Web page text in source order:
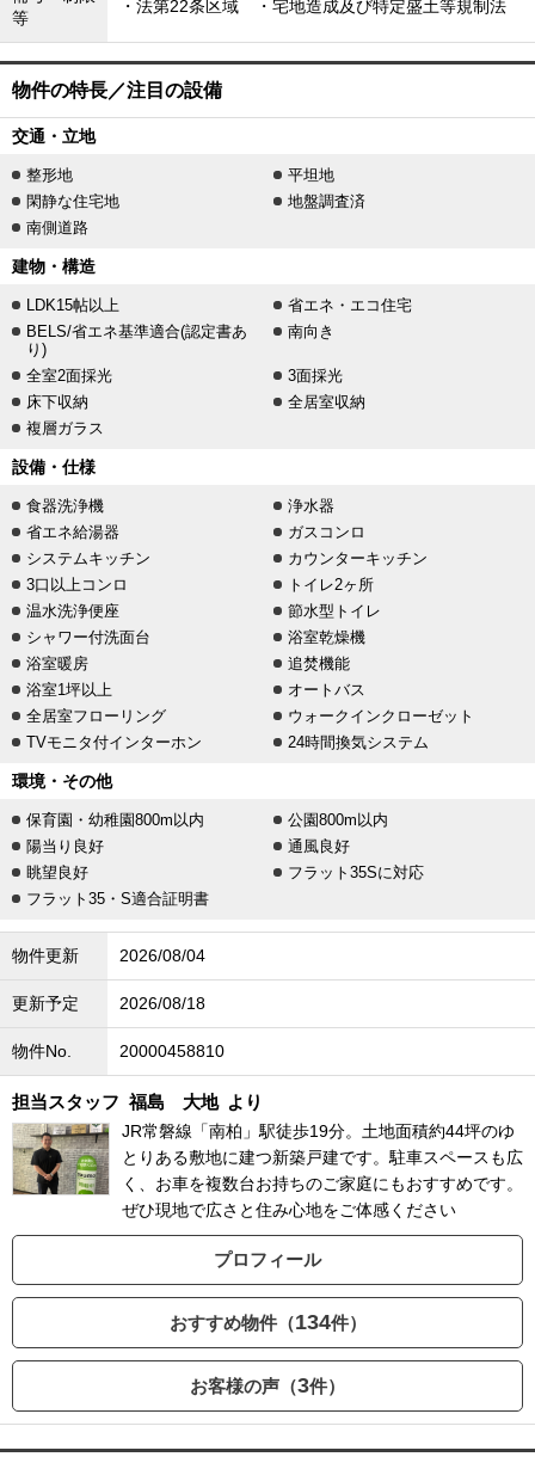
等
・法第22条区域 ・宅地造成及び特定盛土等規制法
物件の特長／注目の設備
交通・立地
整形地
平坦地
閑静な住宅地
地盤調査済
南側道路
建物・構造
LDK15帖以上
省エネ・エコ住宅
BELS/省エネ基準適合(認定書あ
り)
南向き
全室2面採光
3面採光
床下収納
全居室収納
複層ガラス
設備・仕様
食器洗浄機
浄水器
省エネ給湯器
ガスコンロ
システムキッチン
カウンターキッチン
3口以上コンロ
トイレ2ヶ所
温水洗浄便座
節水型トイレ
シャワー付洗面台
浴室乾燥機
浴室暖房
追焚機能
浴室1坪以上
オートバス
全居室フローリング
ウォークインクローゼット
TVモニタ付インターホン
24時間換気システム
環境・その他
保育園・幼稚園800m以内
公園800m以内
陽当り良好
通風良好
眺望良好
フラット35Sに対応
フラット35・S適合証明書
物件更新 2026/08/04
更新予定 2026/08/18
物件No. 20000458810
担当スタッフ 福島 大地 より
JR常磐線「南柏」駅徒歩19分。土地面積約44坪のゆ
とりある敷地に建つ新築戸建です。駐車スペースも広
く、お車を複数台お持ちのご家庭にもおすすめです。
ぜひ現地で広さと住み心地をご体感ください
プロフィール
おすすめ物件（134件）
お客様の声（3件）